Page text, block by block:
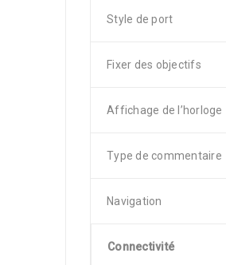
Style de port
Fixer des objectifs
Affichage de l’horloge
Type de commentaire
Navigation
Connectivité